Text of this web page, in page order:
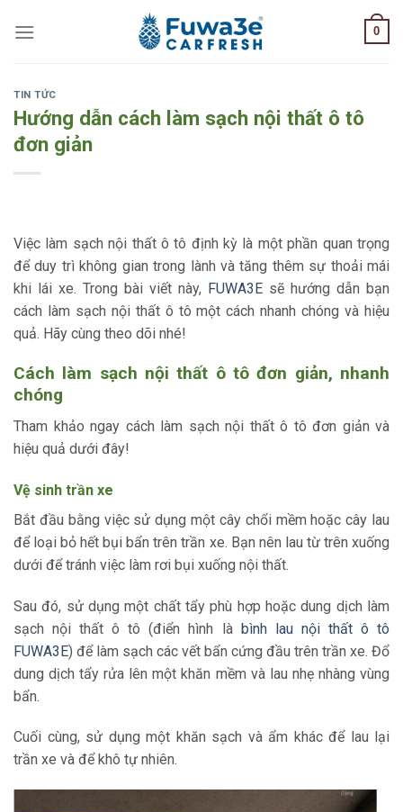
0
TIN TỨC
Hướng dẫn cách làm sạch nội thất ô tô
đơn giản
Việc làm sạch nội thất ô tô định kỳ là một phần quan trọng
để duy trì không gian trong lành và tăng thêm sự thoải mái
khi lái xe. Trong bài viết này, FUWA3E sẽ hướng dẫn bạn
cách làm sạch nội thất ô tô một cách nhanh chóng và hiệu
quả. Hãy cùng theo dõi nhé!
Cách làm sạch nội thất ô tô đơn giản, nhanh
chóng
Tham khảo ngay cách làm sạch nội thất ô tô đơn giản và
hiệu quả dưới đây!
Vệ sinh trần xe
Bắt đầu bằng việc sử dụng một cây chổi mềm hoặc cây lau
để loại bỏ hết bụi bẩn trên trần xe. Bạn nên lau từ trên xuống
dưới để tránh việc làm rơi bụi xuống nội thất.
Sau đó, sử dụng một chất tẩy phù hợp hoặc dung dịch làm
sạch nội thất ô tô (điển hình là bình lau nội thất ô tô
FUWA3E) để làm sạch các vết bẩn cứng đầu trên trần xe. Đổ
dung dịch tẩy rửa lên một khăn mềm và lau nhẹ nhàng vùng
bẩn.
Cuối cùng, sử dụng một khăn sạch và ẩm khác để lau lại
trần xe và để khô tự nhiên.